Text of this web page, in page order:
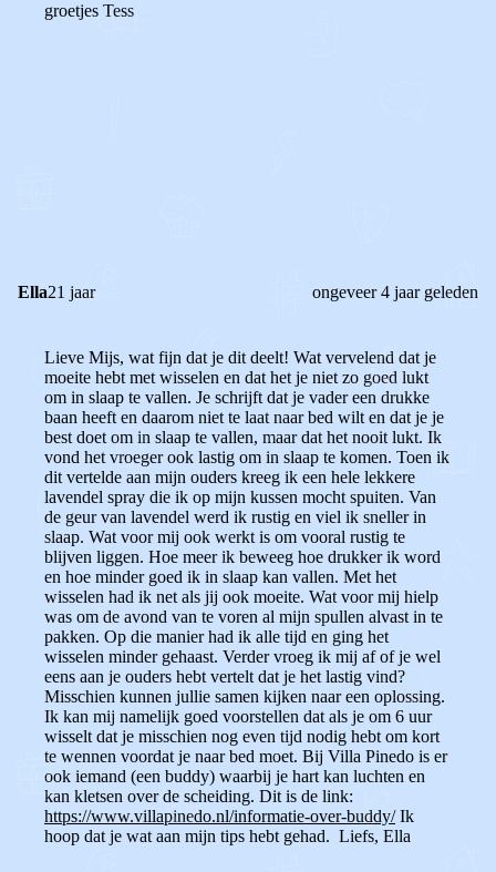
groetjes Tess
Ella21 jaar ongeveer 4 jaar geleden
Lieve Mijs, wat fijn dat je dit deelt! Wat vervelend dat je
moeite hebt met wisselen en dat het je niet zo goed lukt
om in slaap te vallen. Je schrijft dat je vader een drukke
baan heeft en daarom niet te laat naar bed wilt en dat je je
best doet om in slaap te vallen, maar dat het nooit lukt. Ik
vond het vroeger ook lastig om in slaap te komen. Toen ik
dit vertelde aan mijn ouders kreeg ik een hele lekkere
lavendel spray die ik op mijn kussen mocht spuiten. Van
de geur van lavendel werd ik rustig en viel ik sneller in
slaap. Wat voor mij ook werkt is om vooral rustig te
blijven liggen. Hoe meer ik beweeg hoe drukker ik word
en hoe minder goed ik in slaap kan vallen. Met het
wisselen had ik net als jij ook moeite. Wat voor mij hielp
was om de avond van te voren al mijn spullen alvast in te
pakken. Op die manier had ik alle tijd en ging het
wisselen minder gehaast. Verder vroeg ik mij af of je wel
eens aan je ouders hebt vertelt dat je het lastig vind?
Misschien kunnen jullie samen kijken naar een oplossing.
Ik kan mij namelijk goed voorstellen dat als je om 6 uur
wisselt dat je misschien nog even tijd nodig hebt om kort
te wennen voordat je naar bed moet. Bij Villa Pinedo is er
ook iemand (een buddy) waarbij je hart kan luchten en
kan kletsen over de scheiding. Dit is de link:
https://www.villapinedo.nl/informatie-over-buddy/ Ik
hoop dat je wat aan mijn tips hebt gehad. Liefs, Ella